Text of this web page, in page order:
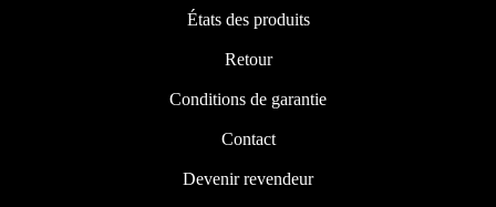
États des produits
Retour
Conditions de garantie
Contact
Devenir revendeur